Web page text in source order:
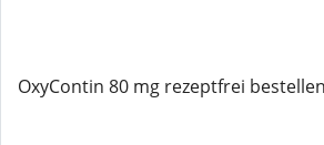
OxyContin 80 mg rezeptfrei bestellen